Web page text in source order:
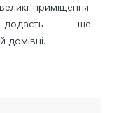
приміщення.
додасть ще
домівці.